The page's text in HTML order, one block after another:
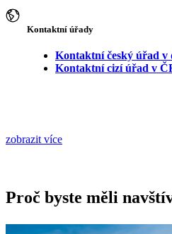
Kontaktní úřady
Kontaktní český úřad v
Kontaktní cizí úřad v
zobrazit více
Proč byste měli